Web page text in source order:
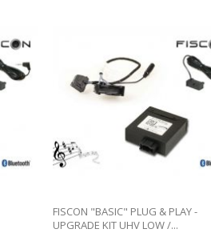
FISCON "BASIC" PLUG & PLAY -
UPGRADE KIT UHV LOW /...